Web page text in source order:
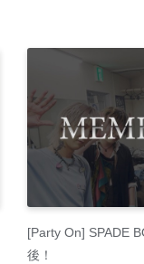
[Party On] SPADE
後！